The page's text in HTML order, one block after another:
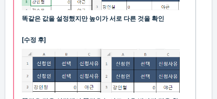
똑같은 값을 설정했지만 높이가 서로 다른 것을 확인
[수정 후]